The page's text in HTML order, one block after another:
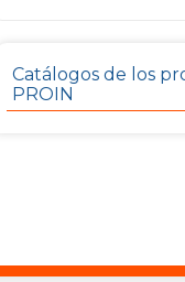
Catálogos de los
PROIN